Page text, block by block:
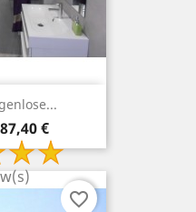
€
favorite_border